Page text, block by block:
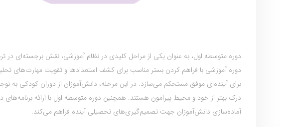
دوره متوسطه اول، به عنوان یکی از مراحل کلیدی در نظام آموزشی، نقش برجسته‌ای در
دوره آموزشی با فراهم کردن بستر مناسب برای کشف استعدادها و تقویت مهارت‌های
برای آینده‌ای موفق مستحکم می‌سازد. در این مرحله، دانش‌آموزان از دوران کودکی به
درک بهتر از خود و محیط پیرامون هستند. همچنین دوره متوسطه اول با ارائه
آماده‌سازی دانش‌آموزان جهت تصمیم‌گیری‌های تحصیلی آینده فراهم می‌کند.